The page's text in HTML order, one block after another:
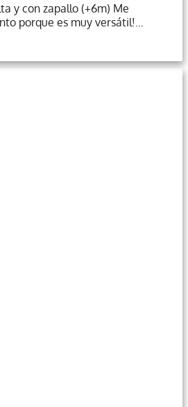
y con zapallo (+6m) Me
porque es muy versátil!…